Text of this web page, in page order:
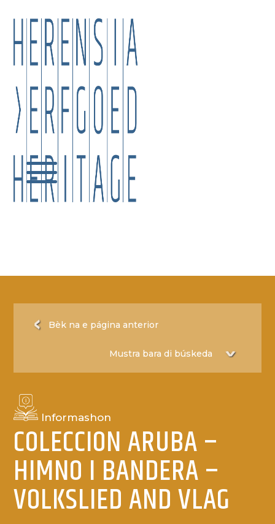
Bèk na e página anterior
Informashon
COLECCION ARUBA –
HIMNO I BANDERA –
VOLKSLIED AND VLAG